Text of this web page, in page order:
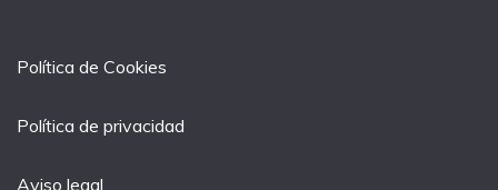
Política de Cookies
Política de privacidad
Aviso legal